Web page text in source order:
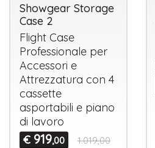
Showgear Storage
Case 2
Flight Case
Professionale per
Accessori e
Attrezzatura con 4
cassette
asportabili e piano
di lavoro
€ 919,00 1.019,00